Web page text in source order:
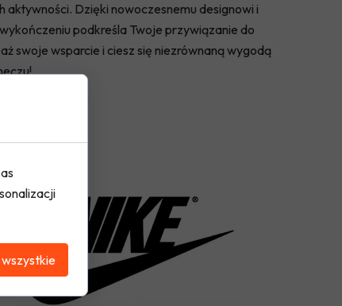
aktywności. Dzięki nowoczesnemu designowi i
podkreśla Twoje przywiązanie do
swoje wsparcie i ciesz się niezrównaną wygodą